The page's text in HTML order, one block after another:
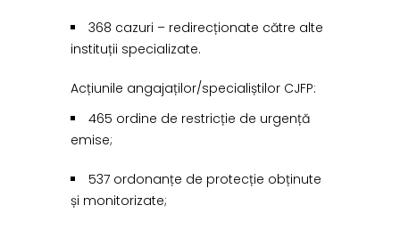
368 cazuri – redirecționate către alte
instituții specializate.
Acțiunile angajaților/specialiștilor CJFP:
465 ordine de restricție de urgență
emise;
537 ordonanțe de protecție obținute
și monitorizate;